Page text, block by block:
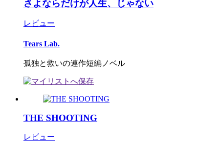
さよならだけが人生、じゃない
レビュー
Tears Lab.
孤独と救いの連作短編ノベル
THE SHOOTING
レビュー